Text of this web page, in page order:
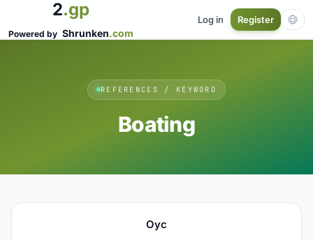
2.gp
Powered by Shrunken.com
Log in Register
REFERENCES / KEYWORD
Boating
Oyc